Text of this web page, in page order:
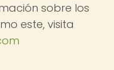
sobre los
este, visita